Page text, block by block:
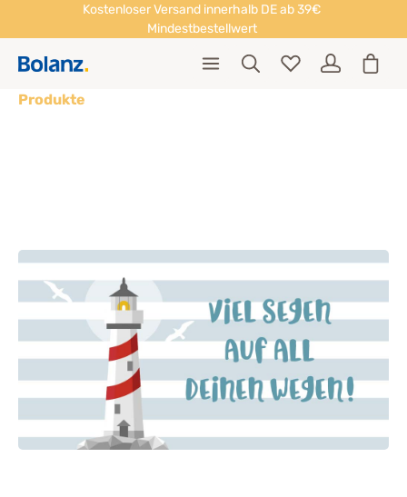
Kostenloser Versand innerhalb DE ab 39€
Mindestbestellwert
Produkte